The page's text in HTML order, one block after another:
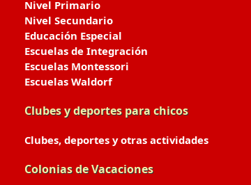
Nivel Primario
Nivel Secundario
Educación Especial
Escuelas de Integración
Escuelas Montessori
Escuelas Waldorf
Clubes y deportes para chicos
Clubes, deportes y otras actividades
Colonias de Vacaciones